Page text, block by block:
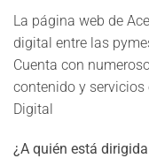
La página web de
digital entre las
Cuenta con
contenido y
Digital
¿A quién está